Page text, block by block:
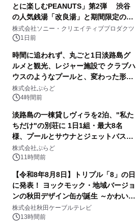
とに楽しむPEANUTS」第2弾 渋谷
の人気銭湯「改良湯」と期間限定のコ
ラボレーション サウナイキタイコラ
ボグッズも発売決定！
株式会社ソニー・クリエイティブプロダクツ
1日前
時間に追われず、丸ごと1日淡路島グ
ルメと観光、レジャー施設で クラブハ
ウスのようなプールと、変わった形の
サウナも 「THE BOXY AWAJI」のお
得な素泊まり連泊プランで
株式会社ぷらど
4時間前
淡路島の一棟貸しヴィラを2泊、"私た
ちだけ"の別荘に 1日1組・最大8名
様、プールとサウナとジェットバス付
きで Villa Mon Temps AWAJIの連泊
素泊りプラン
株式会社ぷらど
11時間前
【令和8年8月8日】トリプル「8」の日
に発表！ ヨックモック・地域バージョ
ンの秋田デザイン缶が誕生 ～かわいい
秋田犬の子犬と秋田の四季と名所を巡
るパッケージ～ 9月1日(火)秋田県内で
株式会社秋田ケーブルテレビ
13時間前